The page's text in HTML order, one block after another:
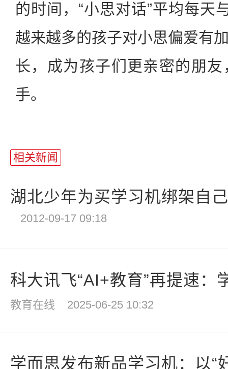
的时间，“小思对话”平均每天
越来越多的孩子对小思偏爱有
长，成为孩子们更亲密的朋
手。
相关新闻
湖北少年为买学习机绑架自
2012-09-17 09:18
科大讯飞“AI+教育”再提速：
教育在线 2025-06-25 10:32
学而思发布新品学习机：以“